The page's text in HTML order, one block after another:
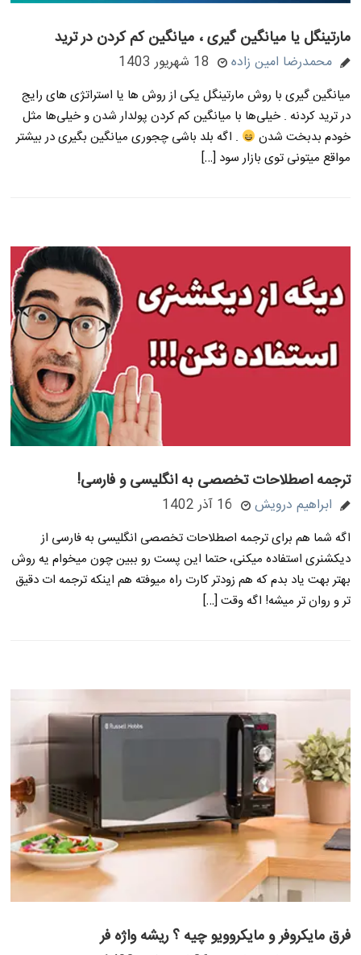
مارتینگل یا میانگین گیری ، میانگین کم کردن در ترید
محمدرضا امین زاده 18 شهریور 1403
میانگین گیری با روش مارتینگل یکی از روش ها یا استراتژی های رایج
در ترید کردنه . خیلی‌ها با میانگین کم کردن پولدار شدن و خیلی‌ها مثل
خودم بدبخت شدن
. اگه بلد باشی چجوری میانگین بگیری در بیشتر
مواقع میتونی توی بازار سود […]
ترجمه اصطلاحات تخصصی به انگلیسی و فارسی!
ابراهیم درویش 16 آذر 1402
اگه شما هم برای ترجمه اصطلاحات تخصصی انگلیسی به فارسی از
دیکشنری استفاده میکنی، حتما این پست رو ببین چون میخوام یه روش
بهتر بهت یاد بدم که هم زودتر کارت راه میوفته هم اینکه ترجمه ات دقیق
تر و روان تر میشه! اگه وقت […]
فرق مایکروفر و مایکروویو چیه ؟ ریشه واژه فر